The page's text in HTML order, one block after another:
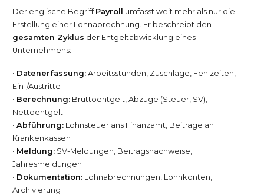
Der englische Begriff Payroll
umfasst weit mehr als nur die
Erstellung einer Lohnabrechnung. Er beschreibt den
gesamten Zyklus der Entgeltabwicklung eines
Unternehmens:
• Datenerfassung: Arbeitsstunden, Zuschläge, Fehlzeiten,
Ein-/Austritte
• Berechnung: Bruttoentgelt, Abzüge (Steuer, SV),
Nettoentgelt
• Abführung: Lohnsteuer ans Finanzamt, Beiträge an
Krankenkassen
• Meldung: SV-Meldungen, Beitragsnachweise,
Jahresmeldungen
• Dokumentation: Lohnabrechnungen, Lohnkonten,
Archivierung